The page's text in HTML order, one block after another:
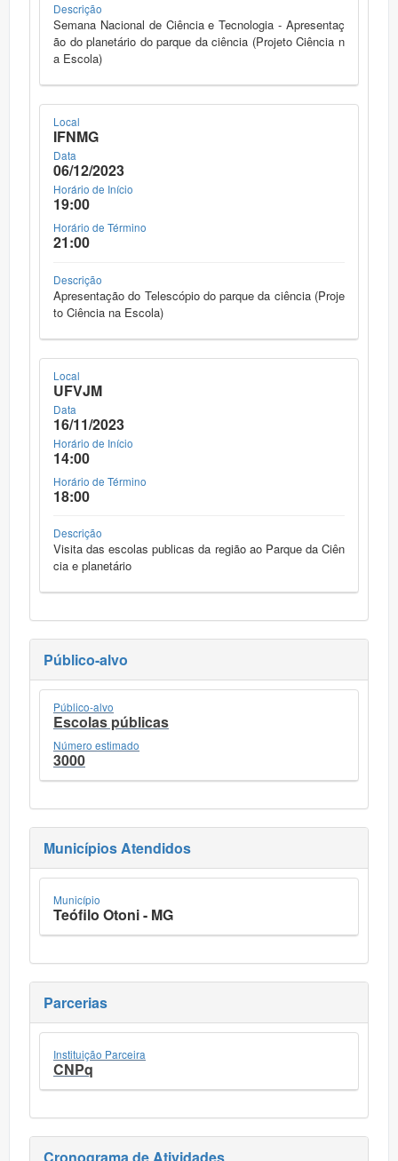
Descrição
Semana Nacional de Ciência e Tecnologia - Apresentaç
ão do planetário do parque da ciência (Projeto Ciência n
a Escola)
Local
IFNMG
Data
06/12/2023
Horário de Início
19:00
Horário de Término
21:00
Descrição
Apresentação do Telescópio do parque da ciência (Proje
to Ciência na Escola)
Local
UFVJM
Data
16/11/2023
Horário de Início
14:00
Horário de Término
18:00
Descrição
Visita das escolas publicas da região ao Parque da Ciên
cia e planetário
Público-alvo
Público-alvo
Escolas públicas
Número estimado
3000
Municípios Atendidos
Município
Teófilo Otoni - MG
Parcerias
Instituição Parceira
CNPq